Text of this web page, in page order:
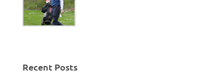
Recent Posts